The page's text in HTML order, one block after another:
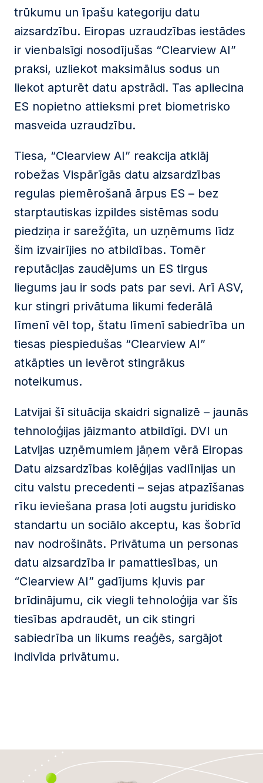
trūkumu un īpašu kategoriju datu
aizsardzību. Eiropas uzraudzības iestādes
ir vienbalsīgi nosodījušas “Clearview AI”
praksi, uzliekot maksimālus sodus un
liekot apturēt datu apstrādi. Tas apliecina
ES nopietno attieksmi pret biometrisko
masveida uzraudzību.
Tiesa, “Clearview AI” reakcija atklāj
robežas Vispārīgās datu aizsardzības
regulas piemērošanā ārpus ES – bez
starptautiskas izpildes sistēmas sodu
piedziņa ir sarežģīta, un uzņēmums līdz
šim izvairījies no atbildības. Tomēr
reputācijas zaudējums un ES tirgus
liegums jau ir sods pats par sevi. Arī ASV,
kur stingri privātuma likumi federālā
līmenī vēl top, štatu līmenī sabiedrība un
tiesas piespiedušas “Clearview AI”
atkāpties un ievērot stingrākus
noteikumus.
Latvijai šī situācija skaidri signalizē – jaunās
tehnoloģijas jāizmanto atbildīgi. DVI un
Latvijas uzņēmumiem jāņem vērā Eiropas
Datu aizsardzības kolēģijas vadlīnijas un
citu valstu precedenti – sejas atpazīšanas
rīku ieviešana prasa ļoti augstu juridisko
standartu un sociālo akceptu, kas šobrīd
nav nodrošināts. Privātuma un personas
datu aizsardzība ir pamattiesības, un
“Clearview AI” gadījums kļuvis par
brīdinājumu, cik viegli tehnoloģija var šīs
tiesības apdraudēt, un cik stingri
sabiedrība un likums reaģēs, sargājot
indivīda privātumu.